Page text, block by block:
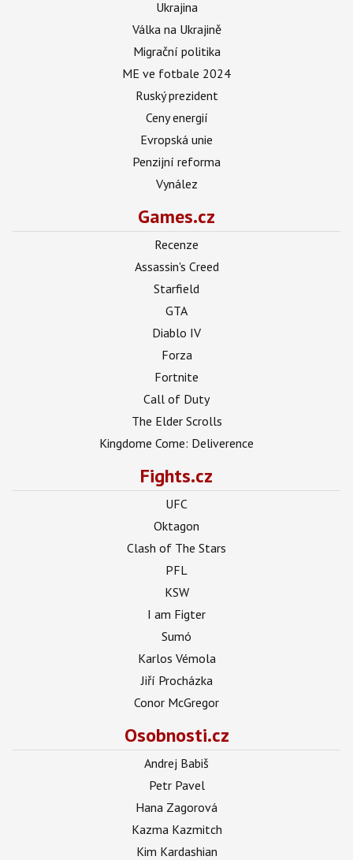
Ukrajina
Válka na Ukrajině
Migrační politika
ME ve fotbale 2024
Ruský prezident
Ceny energií
Evropská unie
Penzijní reforma
Vynález
Games.cz
Recenze
Assassin's Creed
Starfield
GTA
Diablo IV
Forza
Fortnite
Call of Duty
The Elder Scrolls
Kingdome Come: Deliverence
Fights.cz
UFC
Oktagon
Clash of The Stars
PFL
KSW
I am Figter
Sumó
Karlos Vémola
Jiří Procházka
Conor McGregor
Osobnosti.cz
Andrej Babiš
Petr Pavel
Hana Zagorová
Kazma Kazmitch
Kim Kardashian